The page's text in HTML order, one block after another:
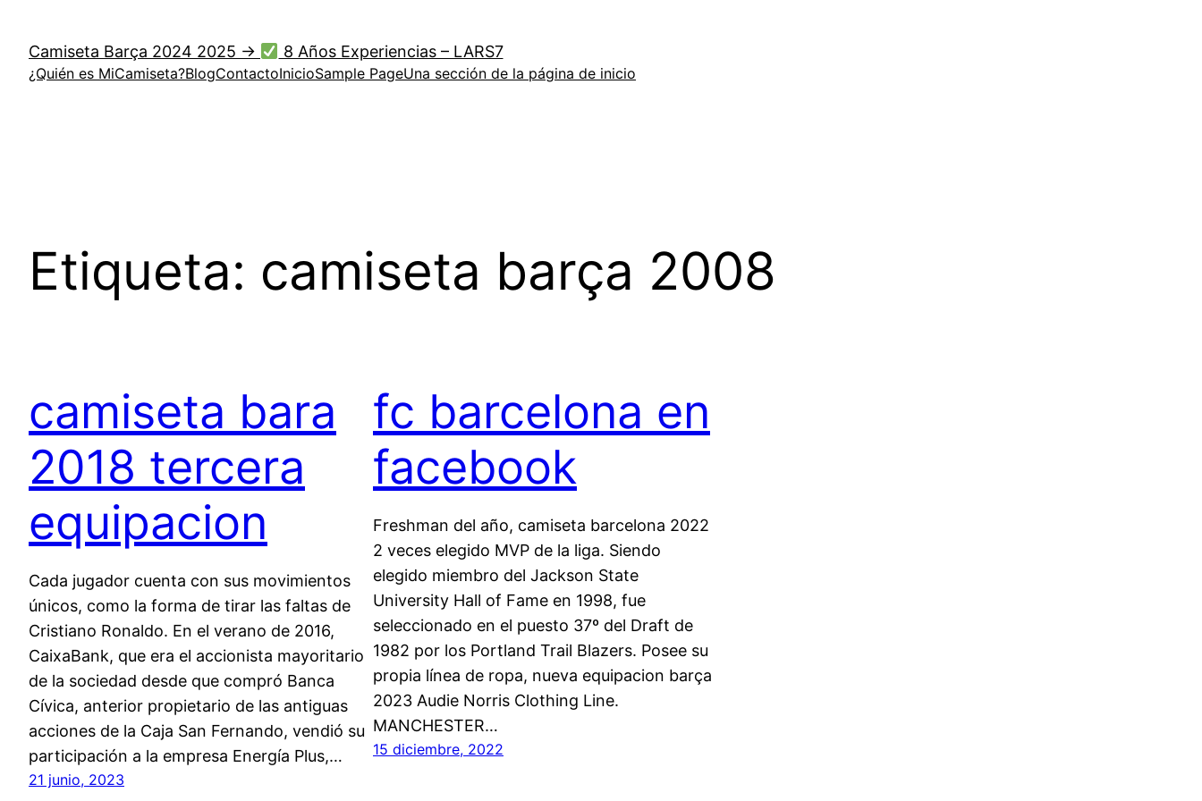
contenido
Camiseta Barça 2024 2025 → 8 Años Experiencias – LARS7
¿Quién es MiCamiseta?BlogContactoInicioSample PageUna sección de la página de inicio
Etiqueta: camiseta barça 2008
camiseta bara
2018 tercera
equipacion
Cada jugador cuenta con sus movimientos
únicos, como la forma de tirar las faltas de
Cristiano Ronaldo. En el verano de 2016,
CaixaBank, que era el accionista mayoritario
de la sociedad desde que compró Banca
Cívica, anterior propietario de las antiguas
acciones de la Caja San Fernando, vendió su
participación a la empresa Energía Plus,…
21 junio, 2023
fc barcelona en
facebook
Freshman del año, camiseta barcelona 2022
2 veces elegido MVP de la liga. Siendo
elegido miembro del Jackson State
University Hall of Fame en 1998, fue
seleccionado en el puesto 37º del Draft de
1982 por los Portland Trail Blazers. Posee su
propia línea de ropa, nueva equipacion barça
2023 Audie Norris Clothing Line.
MANCHESTER…
15 diciembre, 2022